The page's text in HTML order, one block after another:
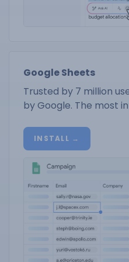
Google Sheets
Trusted by 7 million
by Google. The most
INSTALL →